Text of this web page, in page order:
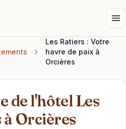
Les Ratiers : Votre
havre de paix à
Orcières
de l'hôtel Les
Orcières